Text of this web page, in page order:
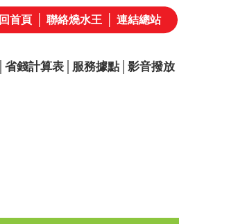
回首頁 聯絡燒水王 連結總站
省錢計算表 服務據點 影音撥放